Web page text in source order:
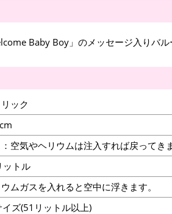
Baby Boy」のメッセージ入りバル
ック
空気やヘリウムは注入すれば戻ってき
ットル
ムガスを入れると空中に浮きます。
イズ(51リットル以上)